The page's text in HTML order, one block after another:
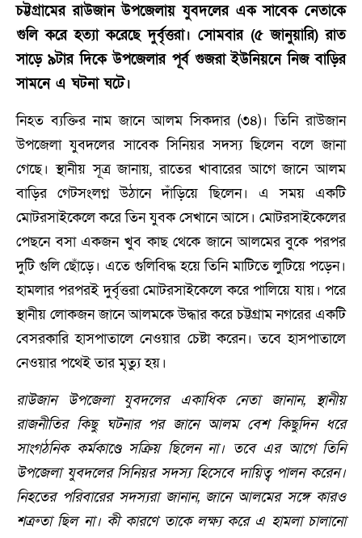
চট্টগ্রামের রাউজান উপজেলায় যুবদলের এক সাবেক নেতাকে
গুলি করে হত্যা করেছে দুর্বৃত্তরা। সোমবার (৫ জানুয়ারি) রাত
সাড়ে ৯টার দিকে উপজেলার পূর্ব গুজরা ইউনিয়নে নিজ বাড়ির
সামনে এ ঘটনা ঘটে।
নিহত ব্যক্তির নাম জানে আলম সিকদার (৩৪)। তিনি রাউজান
উপজেলা যুবদলের সাবেক সিনিয়র সদস্য ছিলেন বলে জানা
গেছে। স্থানীয় সূত্র জানায়, রাতের খাবারের আগে জানে আলম
বাড়ির গেটসংলগ্ন উঠানে দাঁড়িয়ে ছিলেন। এ সময় একটি
মোটরসাইকেলে করে তিন যুবক সেখানে আসে। মোটরসাইকেলের
পেছনে বসা একজন খুব কাছ থেকে জানে আলমের বুকে পরপর
দুটি গুলি ছোঁড়ে। এতে গুলিবিদ্ধ হয়ে তিনি মাটিতে লুটিয়ে পড়েন।
হামলার পরপরই দুর্বৃত্তরা মোটরসাইকেলে করে পালিয়ে যায়। পরে
স্থানীয় লোকজন জানে আলমকে উদ্ধার করে চট্টগ্রাম নগরের একটি
বেসরকারি হাসপাতালে নেওয়ার চেষ্টা করেন। তবে হাসপাতালে
নেওয়ার পথেই তার মৃত্যু হয়।
রাউজান উপজেলা যুবদলের একাধিক নেতা জানান, স্থানীয়
রাজনীতির কিছু ঘটনার পর জানে আলম বেশ কিছুদিন ধরে
সাংগঠনিক কর্মকাণ্ডে সক্রিয় ছিলেন না। তবে এর আগে তিনি
উপজেলা যুবদলের সিনিয়র সদস্য হিসেবে দায়িত্ব পালন করেন।
নিহতের পরিবারের সদস্যরা জানান, জানে আলমের সঙ্গে কারও
শত্রুতা ছিল না। কী কারণে তাকে লক্ষ্য করে এ হামলা চালানো